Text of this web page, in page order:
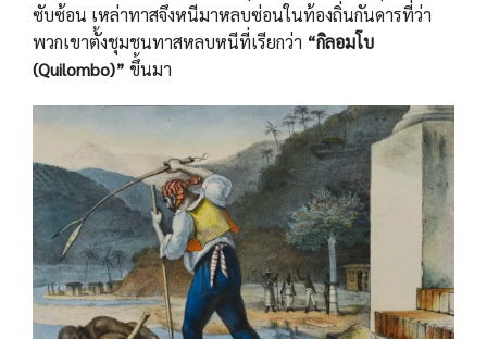
ซับซ้อน เหล่าทาสจึงหนีมาหลบซ่อนในท้องถิ่นกันดารที่ว่า
พวกเขาตั้งชุมชนทาสหลบหนีที่เรียกว่า “กิลอมโบ
(Quilombo)” ขึ้นมา